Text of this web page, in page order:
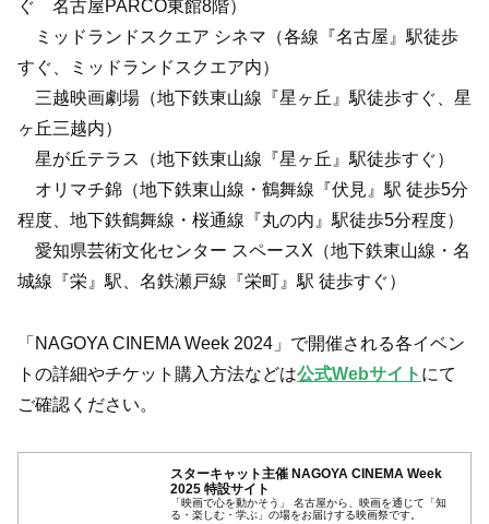
ぐ 名古屋PARCO東館8階）
ミッドランドスクエア シネマ（各線『名古屋』駅徒歩
すぐ、ミッドランドスクエア内）
三越映画劇場（地下鉄東山線『星ヶ丘』駅徒歩すぐ、星
ヶ丘三越内）
星が丘テラス（地下鉄東山線『星ヶ丘』駅徒歩すぐ）
オリマチ錦（地下鉄東山線・鶴舞線『伏見』駅 徒歩5分
程度、地下鉄鶴舞線・桜通線『丸の内』駅徒歩5分程度）
愛知県芸術文化センター スペースX（地下鉄東山線・名
城線『栄』駅、名鉄瀬戸線『栄町』駅 徒歩すぐ）
「NAGOYA CINEMA Week 2024」で開催される各イベン
トの詳細やチケット購入方法などは公式Webサイト にて
ご確認ください。
スターキャット主催 NAGOYA CINEMA Week
2025 特設サイト
「映画で心を動かそう」 名古屋から、映画を通じて「知
る・楽しむ・学ぶ」の場をお届けする映画祭です。